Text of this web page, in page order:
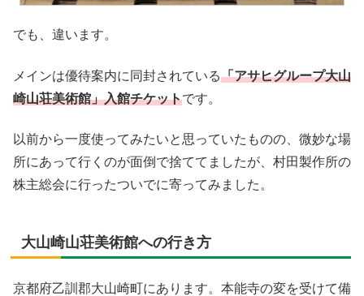
でも、違います。
メインは優待案内に同封されている「アサヒグループ大山
崎山荘美術館」入館チケットです。
以前から一度使ってみたいと思っていたものの、微妙な場
所にあって行くのが面倒で捨ててましたが、村田製作所の
株主総会に行ったついでに寄ってみました。
大山崎山荘美術館への行き方
京都府乙訓郡大山崎町にあります。本能寺の変を受けて備